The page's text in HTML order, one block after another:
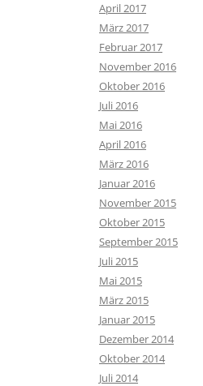
April 2017
März 2017
Februar 2017
November 2016
Oktober 2016
Juli 2016
Mai 2016
April 2016
März 2016
Januar 2016
November 2015
Oktober 2015
September 2015
Juli 2015
Mai 2015
März 2015
Januar 2015
Dezember 2014
Oktober 2014
Juli 2014